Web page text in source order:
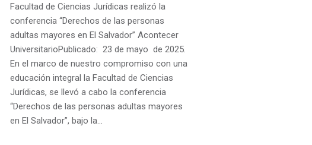
Facultad de Ciencias Jurídicas realizó la
conferencia “Derechos de las personas
adultas mayores en El Salvador” Acontecer
UniversitarioPublicado: 23 de mayo de 2025.
En el marco de nuestro compromiso con una
educación integral la Facultad de Ciencias
Jurídicas, se llevó a cabo la conferencia
“Derechos de las personas adultas mayores
en El Salvador”, bajo la…